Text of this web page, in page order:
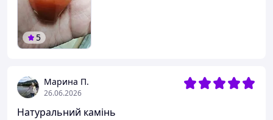
Марина П.
26.06.2026
Натуральний камінь
5